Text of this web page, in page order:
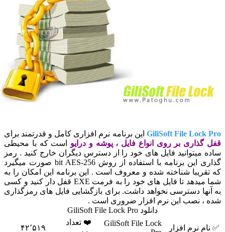
GiliSoft File Lockاین برنامه نرم افزاری کامل و قدرتمند برای
گذاری بر روی انواع فایل ، پوشه و درایواست که با محیطی
میتوانید فایل های خود را از دسترس دیگران خارج کنید . رمز
گذاری این برنامه با استفاده از روش 256-bit AES صورت میگیرد
تقریبا شناخته شده و معروف است . این برنامه این امکان را به
شما میدهد تا فایل های خود را به فرمت EXE قفل دار کنید و کسی
آنها دسترسی نخواهد داشت. برای بازگشایی فایل های رمزگذاری
، نصب این نرم افزار ضروری است .
دانلود GiliSoft File Lock Pro
✅ نام نرم افزار
GiliSoft File Lock
❤️ تعداد
۴۲٬۵۱۹